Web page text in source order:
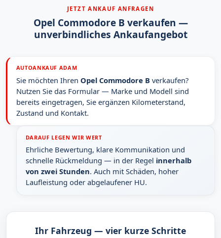
JETZT ANKAUF ANFRAGEN
Opel Commodore B verkaufen —
unverbindliches Ankaufangebot
AUTOANKAUF ADAM
Sie möchten Ihren Opel Commodore B verkaufen?
Nutzen Sie das Formular — Marke und Modell sind
bereits eingetragen, Sie ergänzen Kilometerstand,
Zustand und Kontakt.
DARAUF LEGEN WIR WERT
Ehrliche Bewertung, klare Kommunikation und
schnelle Rückmeldung — in der Regel innerhalb
von zwei Stunden. Auch mit Schäden, hoher
Laufleistung oder abgelaufener HU.
Ihr Fahrzeug — vier kurze Schritte